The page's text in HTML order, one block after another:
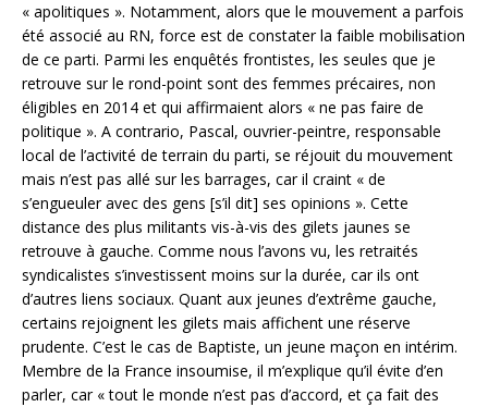
« apolitiques ». Notamment, alors que le mouvement a parfois
été associé au RN, force est de constater la faible mobilisation
de ce parti. Parmi les enquêtés frontistes, les seules que je
retrouve sur le rond-point sont des femmes précaires, non
éligibles en 2014 et qui affirmaient alors « ne pas faire de
politique ». A contrario, Pascal, ouvrier-peintre, responsable
local de l’activité de terrain du parti, se réjouit du mouvement
mais n’est pas allé sur les barrages, car il craint « de
s’engueuler avec des gens [s’il dit] ses opinions ». Cette
distance des plus militants vis-à-vis des gilets jaunes se
retrouve à gauche. Comme nous l’avons vu, les retraités
syndicalistes s’investissent moins sur la durée, car ils ont
d’autres liens sociaux. Quant aux jeunes d’extrême gauche,
certains rejoignent les gilets mais affichent une réserve
prudente. C’est le cas de Baptiste, un jeune maçon en intérim.
Membre de la France insoumise, il m’explique qu’il évite d’en
parler, car « tout le monde n’est pas d’accord, et ça fait des